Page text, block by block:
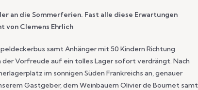
an die Sommerferien. Fast alle diese Erwartungen
von Clemens Ehrlich
samt Anhänger mit 50 Kindern Richtung
der Vorfreude auf ein tolles Lager sofort verdrängt. Nach
im sonnigen Süden Frankreichs an, genauer
Gastgeber, dem Weinbauern Olivier de Bournet samt